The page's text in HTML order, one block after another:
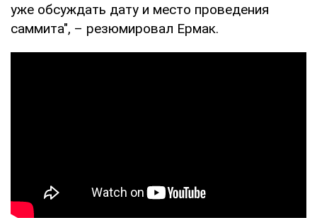
уже обсуждать дату и место проведения
саммита", – резюмировал Ермак.